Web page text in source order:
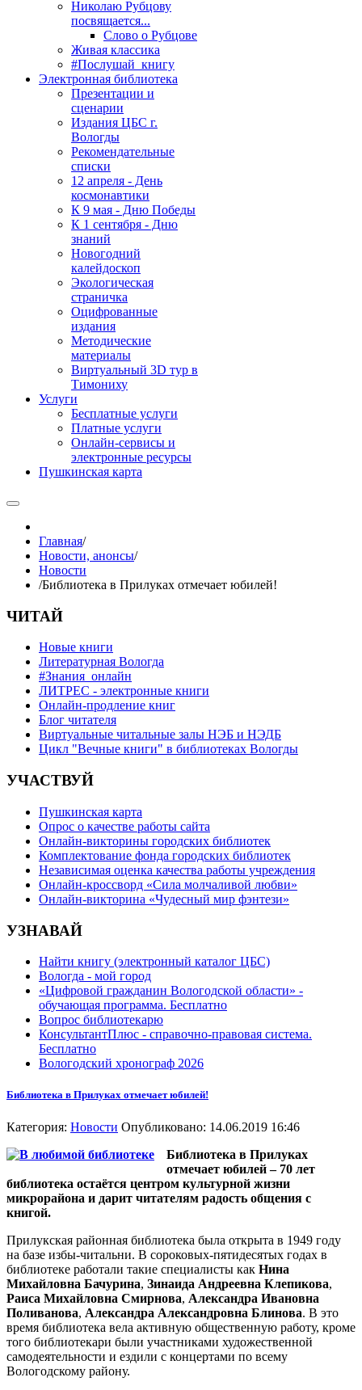
Николаю Рубцову
посвящается...
Слово о Рубцове
Живая классика
#Послушай_книгу
Электронная библиотека
Презентации и
сценарии
Издания ЦБС г.
Вологды
Рекомендательные
списки
12 апреля - День
космонавтики
К 9 мая - Дню Победы
К 1 сентября - Дню
знаний
Новогодний
калейдоскоп
Экологическая
страничка
Оцифрованные
издания
Методические
материалы
Виртуальный 3D тур в
Тимониху
Услуги
Бесплатные услуги
Платные услуги
Онлайн-сервисы и
электронные ресурсы
Пушкинская карта
Главная/
Новости, анонсы/
Новости
/Библиотека в Прилуках отмечает юбилей!
ЧИТАЙ
Новые книги
Литературная Вологда
#Знания_онлайн
ЛИТРЕС - электронные книги
Онлайн-продление книг
Блог читателя
Виртуальные читальные залы НЭБ и НЭДБ
Цикл "Вечные книги" в библиотеках Вологды
УЧАСТВУЙ
Пушкинская карта
Опрос о качестве работы сайта
Онлайн-викторины городских библиотек
Комплектование фонда городских библиотек
Независимая оценка качества работы учреждения
Онлайн-кроссворд «Сила молчаливой любви»
Онлайн-викторина «Чудесный мир фэнтези»
УЗНАВАЙ
Найти книгу (электронный каталог ЦБС)
Вологда - мой город
«Цифровой гражданин Вологодской области» -
обучающая программа. Бесплатно
Вопрос библиотекарю
КонсультантПлюс - справочно-правовая система.
Бесплатно
Вологодский хронограф 2026
Библиотека в Прилуках отмечает юбилей!
Категория: Новости Опубликовано: 14.06.2019 16:46
Библиотека в Прилуках
отмечает юбилей – 70 лет
библиотека остаётся центром культурной жизни
микрорайона и дарит читателям радость общения с
книгой.
Прилукская районная библиотека была открыта в 1949 году
на базе избы-читальни. В сороковых-пятидесятых годах в
библиотеке работали такие специалисты как Нина
Михайловна Бачурина, Зинаида Андреевна Клепикова,
Раиса Михайловна Смирнова, Александра Ивановна
Поливанова, Александра Александровна Блинова. В это
время библиотека вела активную общественную работу, кроме
того библиотекари были участниками художественной
самодеятельности и ездили с концертами по всему
Вологодскому району.